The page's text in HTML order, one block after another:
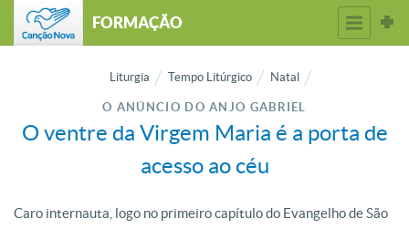
FORMAÇÃO
Liturgia Tempo Litúrgico Natal
O ANÚNCIO DO ANJO GABRIEL
O ventre da Virgem Maria é a porta de
acesso ao céu
Caro internauta, logo no primeiro capítulo do Evangelho de São